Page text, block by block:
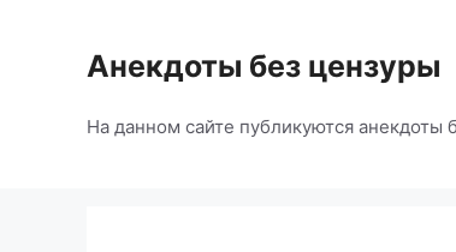
содержимомуАнекдоты без цензуры
На данном сайте публикуются